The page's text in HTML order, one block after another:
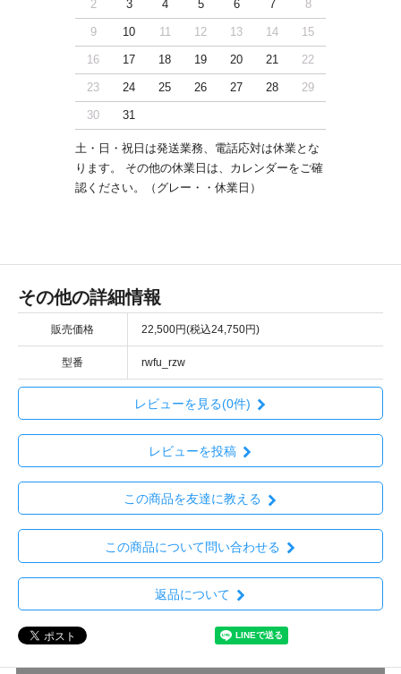
2 3 4 5 6 7 8
9 10 11 12 13 14 15
16 17 18 19 20 21 22
23 24 25 26 27 28 29
30 31
土・日・祝日は発送業務、電話応対は休業とな
ります。 その他の休業日は、カレンダーをご確
認ください。（グレー・・休業日）
その他の詳細情報
販売価格 22,500円(税込24,750円)
型番 rwfu_rzw
レビューを見る(0件)
レビューを投稿
この商品を友達に教える
この商品について問い合わせる
返品について